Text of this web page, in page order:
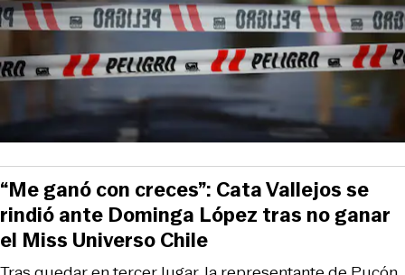
“Me ganó con creces”: Cata Vallejos se
rindió ante Dominga López tras no ganar
el Miss Universo Chile